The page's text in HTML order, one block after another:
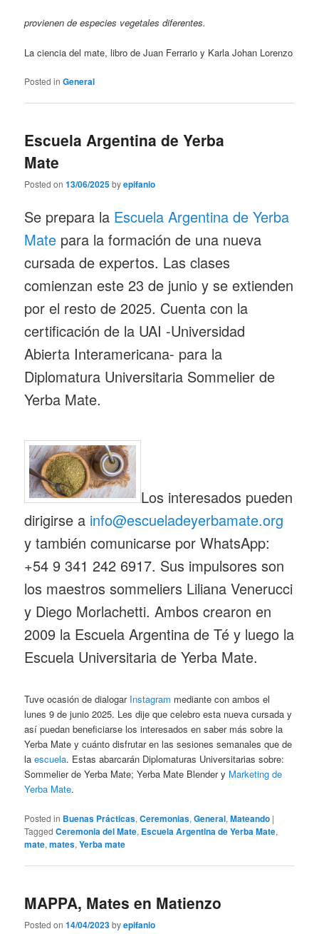
provienen de especies vegetales diferentes.
La ciencia del mate, libro de Juan Ferrario y Karla Johan Lorenzo
Posted in General
Escuela Argentina de Yerba
Mate
Posted on13/06/2025byepifanio
Se prepara la Escuela Argentina de Yerba
Mate para la formación de una nueva
cursada de expertos. Las clases
comienzan este 23 de junio y se extienden
por el resto de 2025. Cuenta con la
certificación de la UAI -Universidad
Abierta Interamericana- para la
Diplomatura Universitaria Sommelier de
Yerba Mate.
Los interesados pueden
dirigirse a info@escueladeyerbamate.org
y también comunicarse por WhatsApp:
+54 9 341 242 6917. Sus impulsores son
los maestros sommeliers Liliana Venerucci
y Diego Morlachetti. Ambos crearon en
2009 la Escuela Argentina de Té y luego la
Escuela Universitaria de Yerba Mate.
Tuve ocasión de dialogar Instagram mediante con ambos el
lunes 9 de junio 2025. Les dije que celebro esta nueva cursada y
así puedan beneficiarse los interesados en saber más sobre la
Yerba Mate y cuánto disfrutar en las sesiones semanales que de
laescuela. Estas abarcarán Diplomaturas Universitarias sobre:
Sommelier de Yerba Mate; Yerba Mate Blender y Marketing de
Yerba Mate.
Posted in Buenas Prácticas,Ceremonias,General,Mateando |
Tagged Ceremonia del Mate, Escuela Argentina de Yerba Mate,
mate,mates,Yerba mate
MAPPA, Mates en Matienzo
Posted on14/04/2023byepifanio